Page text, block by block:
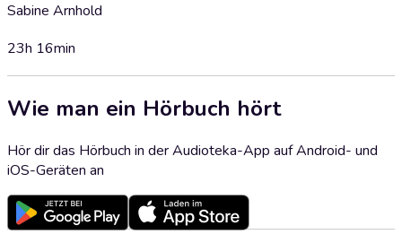
Sabine Arnhold
23h 16min
Wie man ein Hörbuch hört
Hör dir das Hörbuch in der Audioteka-App auf Android- und
iOS-Geräten an